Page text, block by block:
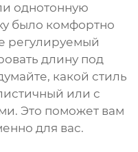
однотонную
было комфортно
регулируемый
длину под
какой стиль
или с
Это поможет вам
для вас.